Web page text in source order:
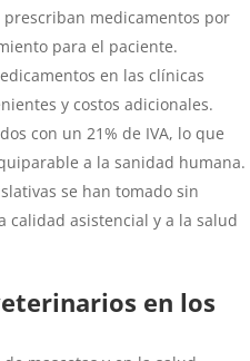
medicamentos por
para el paciente.
en las clínicas
y costos adicionales.
con un 21% de IVA, lo que
a la sanidad humana.
se han tomado sin
calidad asistencial y a la salud
en los